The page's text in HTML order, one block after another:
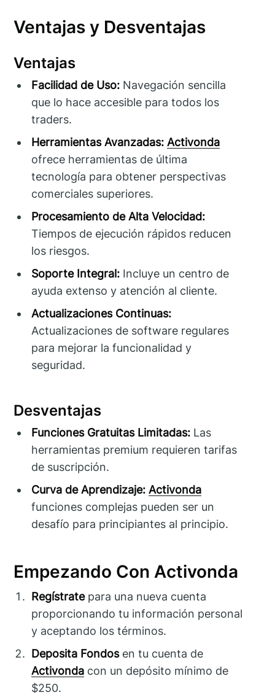
Ventajas y Desventajas
Ventajas
Facilidad de Uso: Navegación sencilla
que lo hace accesible para todos los
traders.
Herramientas Avanzadas: Activonda
ofrece herramientas de última
tecnología para obtener perspectivas
comerciales superiores.
Procesamiento de Alta Velocidad:
Tiempos de ejecución rápidos reducen
los riesgos.
Soporte Integral: Incluye un centro de
ayuda extenso y atención al cliente.
Actualizaciones Continuas:
Actualizaciones de software regulares
para mejorar la funcionalidad y
seguridad.
Desventajas
Funciones Gratuitas Limitadas: Las
herramientas premium requieren tarifas
de suscripción.
Curva de Aprendizaje: Activonda
funciones complejas pueden ser un
desafío para principiantes al principio.
Empezando Con Activonda
Regístratepara una nueva cuenta
proporcionando tu información personal
y aceptando los términos.
Deposita Fondosen tu cuenta de
Activonda con un depósito mínimo de
$250.